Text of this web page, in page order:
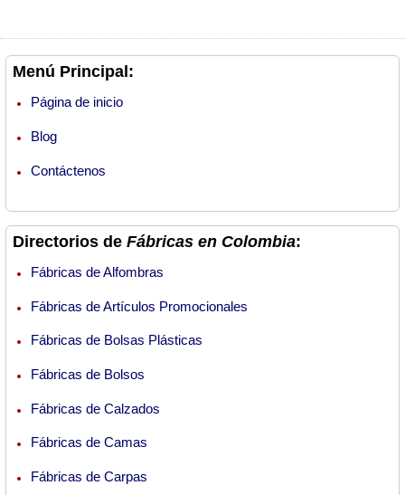
Menú Principal:
Página de inicio
Blog
Contáctenos
Directorios de Fábricas en Colombia:
Fábricas de Alfombras
Fábricas de Artículos Promocionales
Fábricas de Bolsas Plásticas
Fábricas de Bolsos
Fábricas de Calzados
Fábricas de Camas
Fábricas de Carpas